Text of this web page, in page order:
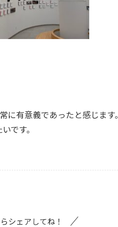
有意義であったと感じます。​
です。
シェアしてね！